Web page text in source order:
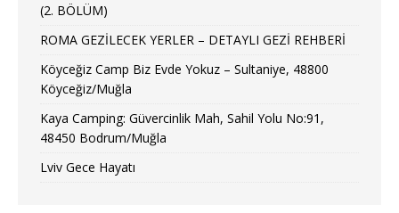
(2. BÖLÜM)
ROMA GEZİLECEK YERLER – DETAYLI GEZİ REHBERİ
Köyceğiz Camp Biz Evde Yokuz – Sultaniye, 48800
Köyceğiz/Muğla
Kaya Camping: Güvercinlik Mah, Sahil Yolu No:91,
48450 Bodrum/Muğla
Lviv Gece Hayatı